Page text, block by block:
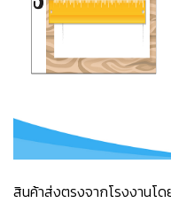
สินค้าส่งตรงจากโรงงานโ